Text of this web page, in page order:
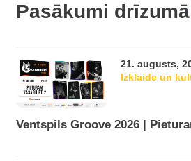
Pasākumi drīzumā
21. augusts,
Izklaide un
Ventspils Groove 2026 |